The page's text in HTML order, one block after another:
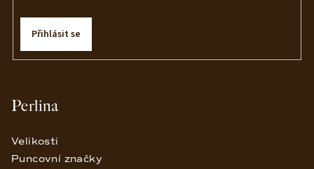
Přihlásit se
Perlina
Velikosti
Puncovní značky